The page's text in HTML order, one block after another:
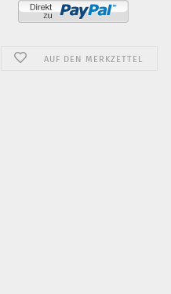
AUF DEN MERKZETTEL